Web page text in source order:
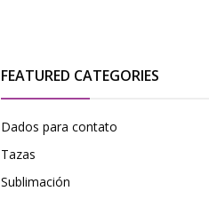
FEATURED CATEGORIES
Dados para contato
Tazas
Sublimación